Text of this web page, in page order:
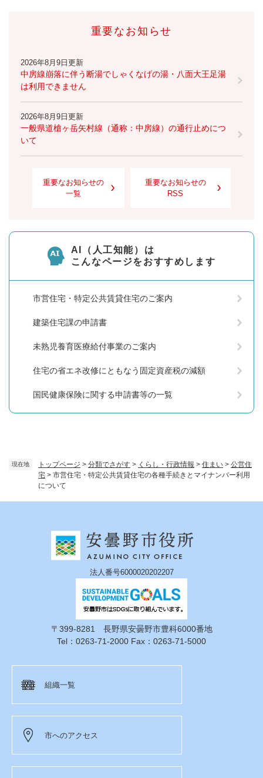
現在地 トップページ > 分類でさがす > くらし・行政情報 > 住まい > 公営住
宅 > 市営住宅・特定公共賃貸住宅の各種手続きとマイナンバー利用
について
重要なお知らせ
2026年8月9日更新
中房線崩落に伴う断湯でしゃくなげの湯・八面大王足湯
は利用できません
2026年8月9日更新
一般県道槍ヶ岳矢村線（通称：中房線）の通行止めにつ
いて
重要なお知らせの
一覧
重要なお知らせの
RSS
AI（人工知能）は
こんなページをおすすめします
市営住宅・特定公共賃貸住宅のご案内
建築住宅課の申請書
未熟児養育医療給付事業のご案内
住宅の省エネ改修にともなう固定資産税の減額
国民健康保険に関する申請書等の一覧
法人番号6000020202207
〒399-8281 長野県安曇野市豊科6000番地
Tel：0263-71-2000 Fax：0263-71-5000
組織一覧
市へのアクセス